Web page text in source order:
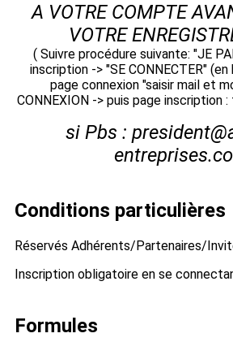
A VOTRE COMPTE
VOTRE
( Suivre procédure suivante: "JE
inscription -> "SE CONNECTER"
page connexion "saisir mail et
CONNEXION -> puis page inscription
si Pbs :
Conditions particulières
Réservés Adhérents/Partenaires/
Inscription obligatoire en se
Formules